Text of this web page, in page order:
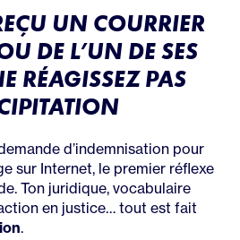
UN COURRIER
DE L’UN DE SES
RÉAGISSEZ PAS
d’indemnisation pour
sur Internet, le premier réflexe
Ton juridique, vocabulaire
en justice… tout est fait
.